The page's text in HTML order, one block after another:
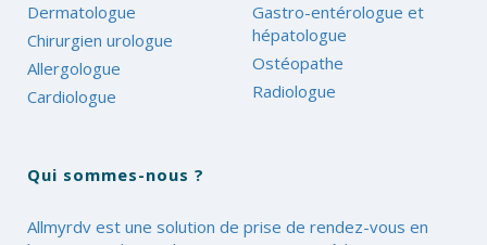
Dermatologue
Chirurgien urologue
Allergologue
Cardiologue
Gastro-entérologue et
hépatologue
Ostéopathe
Radiologue
Qui sommes-nous ?
Allmyrdv est une solution de prise de rendez-vous en